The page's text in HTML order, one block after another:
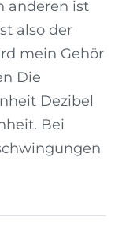
anderen ist
also der
mein Gehör
Die
Dezibel
Bei